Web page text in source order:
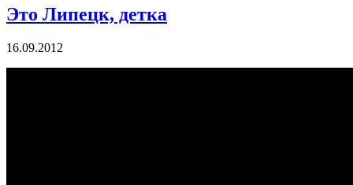
Это Липецк, детка
16.09.2012